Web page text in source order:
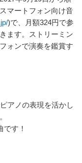
マートフォン向け音
)で、月額324円で参
ます。ストリーミン
ォンで演奏を鑑賞す
アノの表現を活かし
す！